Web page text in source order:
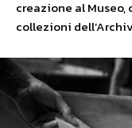
creazione al Museo,
collezioni